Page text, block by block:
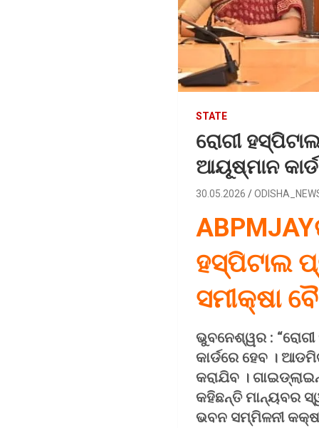
STATE
ରୋଗୀ
ଆୟୂଷ୍ମାନ
30.05.2026
ହସ୍ପିଟାଲ
ସମୀକ୍ଷା
ଭୁବନେଶ୍ୱର :
କାର୍ଡରେ ହେବ ।
କରାଯିବ ।
କହିଛନ୍ତି ମାନ୍ୟବର
ଭବନ ସମ୍ମିଳନୀ